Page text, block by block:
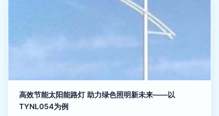
高效节能太阳能路灯 助力绿色照明新未来——以
TYNL054为例